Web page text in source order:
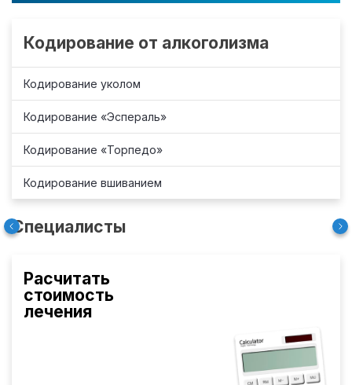
Кодирование от алкоголизма
Кодирование уколом
Кодирование «Эспераль»
Кодирование «Торпедо»
Кодирование вшиванием
Специалисты
Расчитать
стоимость
лечения